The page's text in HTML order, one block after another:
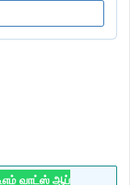
வாட்ஸ் ஆப்